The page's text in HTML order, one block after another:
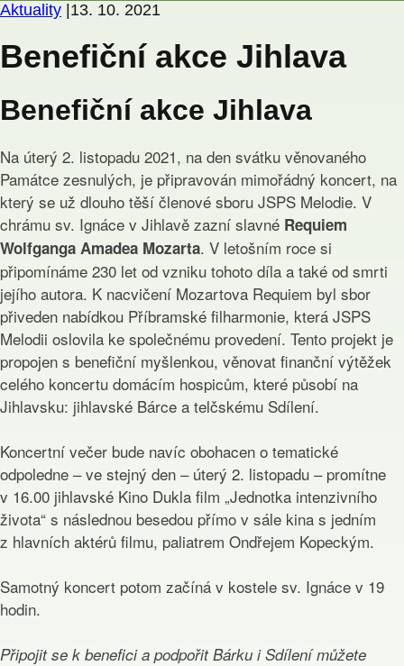
Aktuality 13. 10. 2021
Benefiční akce Jihlava
Benefiční akce Jihlava
Na úterý 2. listopadu 2021, na den svátku věnovaného
Památce zesnulých, je připravován mimořádný koncert, na
který se už dlouho těší členové sboru JSPS Melodie. V
chrámu sv. Ignáce v Jihlavě zazní slavné Requiem
Wolfganga Amadea Mozarta. V letošním roce si
připomínáme 230 let od vzniku tohoto díla a také od smrti
jejího autora. K nacvičení Mozartova Requiem byl sbor
přiveden nabídkou Příbramské filharmonie, která JSPS
Melodii oslovila ke společnému provedení. Tento projekt je
propojen s benefiční myšlenkou, věnovat finanční výtěžek
celého koncertu domácím hospicům, které působí na
Jihlavsku: jihlavské Bárce a telčskému Sdílení.
Koncertní večer bude navíc obohacen o tematické
odpoledne – ve stejný den – úterý 2. listopadu – promítne
v 16.00 jihlavské Kino Dukla film „Jednotka intenzivního
života“ s následnou besedou přímo v sále kina s jedním
z hlavních aktérů filmu, paliatrem Ondřejem Kopeckým.
Samotný koncert potom začíná v kostele sv. Ignáce v 19
hodin.
Připojit se k benefici a podpořit Bárku i Sdílení můžete